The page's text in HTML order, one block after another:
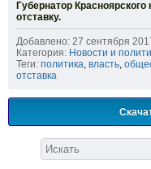
Губернатор
отставку.
Добавлено: 27 сентября
Категория: Новости и
Теги: политика власть
отставка